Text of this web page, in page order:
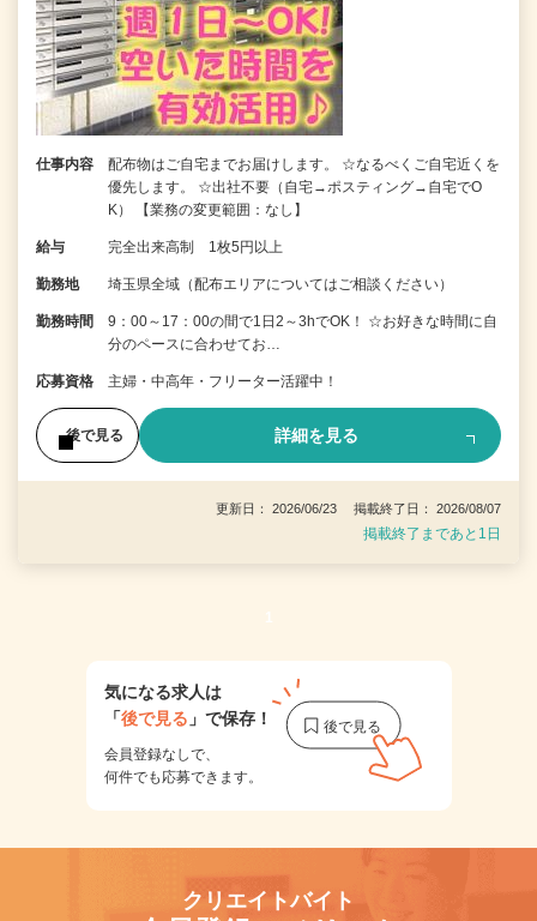
仕事内容
配布物はご自宅までお届けします。 ☆なるべくご自宅近くを
優先します。 ☆出社不要（自宅→ポスティング→自宅でO
K） 【業務の変更範囲：なし】
給与 完全出来高制 1枚5円以上
勤務地 埼玉県全域（配布エリアについてはご相談ください）
勤務時間
9：00～17：00の間で1日2～3hでOK！ ☆お好きな時間に自
分のペースに合わせてお…
応募資格 主婦・中高年・フリーター活躍中！
後で見る 詳細を見る
更新日： 2026/06/23 掲載終了日： 2026/08/07
掲載終了まであと1日
1
気になる求人は
「後で見る 」で保存！
会員登録なしで、
何件でも応募できます。
クリエイトバイト